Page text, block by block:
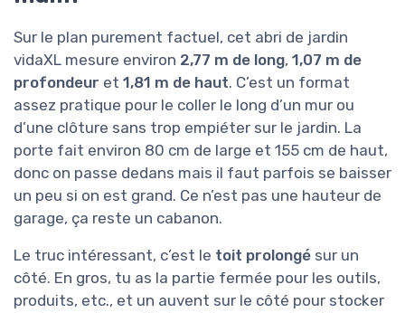
Sur le plan purement factuel, cet abri de jardin
vidaXL mesure environ 2,77 m de long, 1,07 m de
profondeur et 1,81 m de haut. C’est un format
assez pratique pour le coller le long d’un mur ou
d’une clôture sans trop empiéter sur le jardin. La
porte fait environ 80 cm de large et 155 cm de haut,
donc on passe dedans mais il faut parfois se baisser
un peu si on est grand. Ce n’est pas une hauteur de
garage, ça reste un cabanon.
Le truc intéressant, c’est le toit prolongé sur un
côté. En gros, tu as la partie fermée pour les outils,
produits, etc., et un auvent sur le côté pour stocker